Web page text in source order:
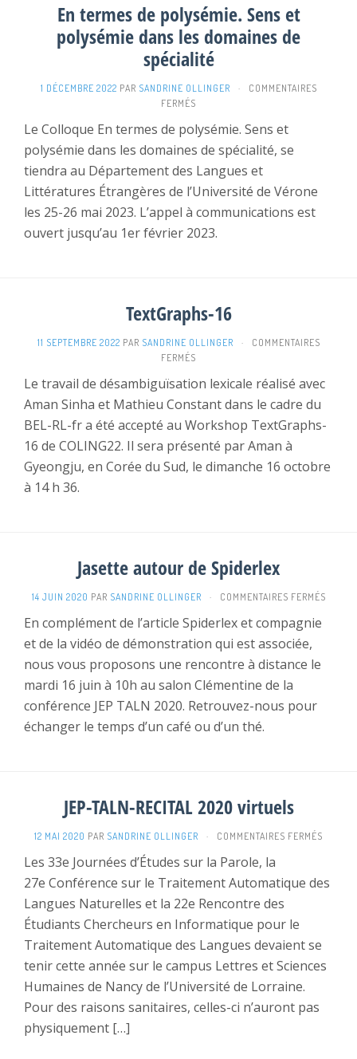
En termes de polysémie. Sens et
polysémie dans les domaines de
spécialité
1 DÉCEMBRE 2022 PAR SANDRINE OLLINGER ·
COMMENTAIRES
FERMÉS
TERMES
DE
POLYSÉMIE.
SENS
ET
POLYSÉMIE
LES
Le Colloque En termes de polysémie. Sens et
polysémie dans les domaines de spécialité, se
tiendra au Département des Langues et
Littératures Étrangères de l’Université de Vérone
les 25-26 mai 2023. L’appel à communications est
ouvert jusqu’au 1er février 2023.
TextGraphs-16
11 SEPTEMBRE 2022 PAR SANDRINE OLLINGER ·
COMMENTAIRES
FERMÉS
16
Le travail de désambiguïsation lexicale réalisé avec
Aman Sinha et Mathieu Constant dans le cadre du
BEL-RL-fr a été accepté au Workshop TextGraphs-
16 de COLING22. Il sera présenté par Aman à
Gyeongju, en Corée du Sud, le dimanche 16 octobre
à 14 h 36.
Jasette autour de Spiderlex
14 JUIN 2020 PAR SANDRINE OLLINGER · COMMENTAIRES FERMÉSSUR
En complément de l’article Spiderlex et compagnie
et de la vidéo de démonstration qui est associée,
nous vous proposons une rencontre à distance le
mardi 16 juin à 10h au salon Clémentine de la
conférence JEP TALN 2020. Retrouvez-nous pour
échanger le temps d’un café ou d’un thé.
JEP-TALN-RECITAL 2020 virtuels
12 MAI 2020 PAR SANDRINE OLLINGER · COMMENTAIRES FERMÉS
RECITAL
Les 33e Journées d’Études sur la Parole, la
27e Conférence sur le Traitement Automatique des
Langues Naturelles et la 22e Rencontre des
Étudiants Chercheurs en Informatique pour le
Traitement Automatique des Langues devaient se
tenir cette année sur le campus Lettres et Sciences
Humaines de Nancy de l’Université de Lorraine.
Pour des raisons sanitaires, celles-ci n’auront pas
physiquement […]